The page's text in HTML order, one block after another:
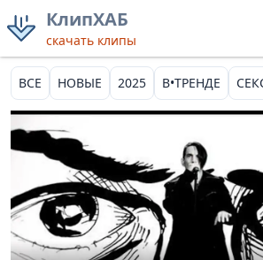
КлипХАБ
скачать клипы
ВСЕ НОВЫЕ 2025 В•ТРЕНДЕ